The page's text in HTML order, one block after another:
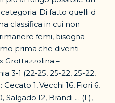
Di fatto quelli di
classifica in cui non
femi, bisogna
prima che diventi
Grottazzolina –
3-1 (22-25, 25-22, 25-22,
1, Vecchi 16, Fiori 6,
Salgado 12, Brandi J. (L),